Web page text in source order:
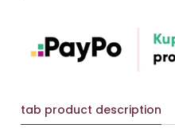
tab product description